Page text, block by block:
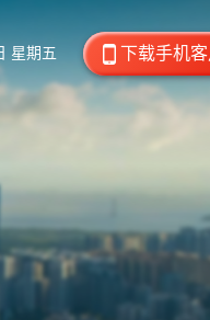
星期五 下载手机